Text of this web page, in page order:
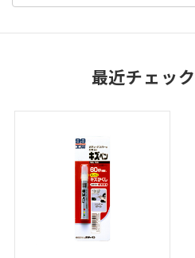
最近チェッ